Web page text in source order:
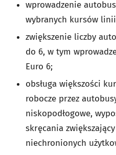
wprowadzenie
wybranych kursów
zwiększenie liczby
do 6, w tym
Euro 6;
obsługa większości
robocze przez
niskopodłogowe,
skręcania
niechronionych